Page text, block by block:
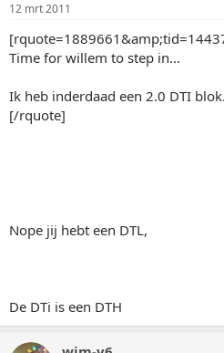
12 mrt 2011
Time for willem to step in...
Ik heb inderdaad een 2.0 DTI
[/rquote]
Nope jij hebt een DTL,
De DTi is een DTH